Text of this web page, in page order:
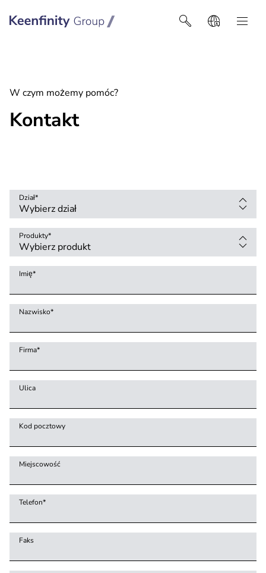
Keenfinity Group I Poland / Ukraine / Central Asia
W czym możemy pomóc?
Kontakt
Dział*
Produkty*
Imię*
Nazwisko*
Firma*
Ulica
Kod pocztowy
Miejscowość
Telefon*
Faks